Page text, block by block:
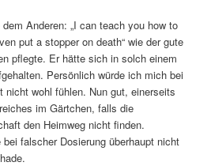
Anderen: „I can teach you how to
put a stopper on death“ wie der gute
pflegte. Er hätte sich in solch einem
Persönlich würde ich mich bei
nicht wohl fühlen. Nun gut, einerseits
im Gärtchen, falls die
den Heimweg nicht finden.
falscher Dosierung überhaupt nicht